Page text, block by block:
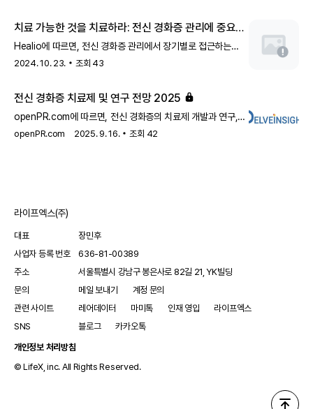
분자의 생성을 증가시킬 수 있습니다.
치료 가능한 것을 치료하라: 전신 경화증 관리에 중요한
장기별 접근법
Healio에 따르면, 전신 경화증 관리에서 장기별로 접근하는
것이 중요하다고 강조되었습니다. 이는 각 장기의 상태에 맞춰
2024. 10. 23. 조회 43
전신 경화증 치료제 및 연구 전망 2025
openPR.com에 따르면, 전신 경화증의 치료제 개발과 연구,
시장 잠재력에 대한 2025년까지의 전망이 발표되었습니다. 이
openPR.com 2025. 9. 16. 조회 42
라이프엑스(주)
대표
장민후
사업자 등록 번호
636-81-00389
주소
서울특별시 강남구 봉은사로 82길 21, YK빌딩
문의
메일 보내기
계정 문의
관련 사이트
레어데이터 마미톡 인재 영입
라이프엑스
SNS
블로그
카카오톡
개인정보 처리방침
© LifeX, inc. All Rights Reserved.